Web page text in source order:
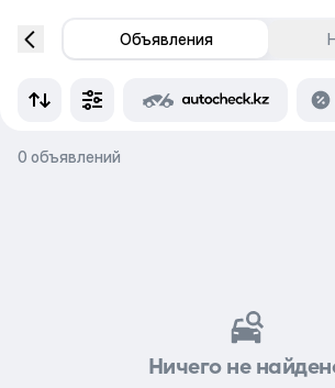
Объявления
0 объявлений
Ничего не